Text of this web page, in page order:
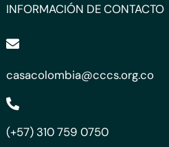
INFORMACIÓN DE CONTACTO
casacolombia@cccs.org.co
(+57) 310 759 0750